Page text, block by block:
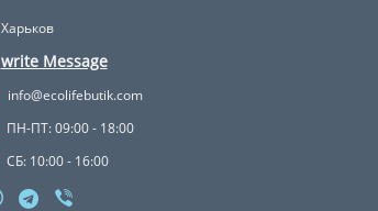
Харьков
write Message
info@ecolifebutik.com
ПН-ПТ: 09:00 - 18:00
СБ: 10:00 - 16:00